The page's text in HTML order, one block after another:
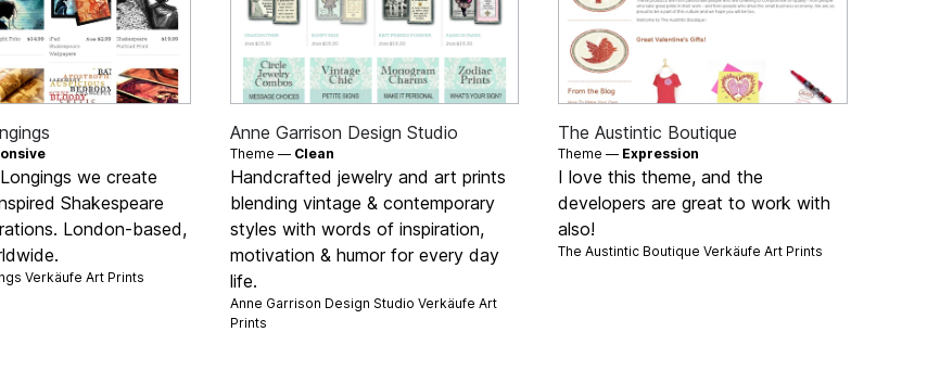
we create
Shakespeare
London-based,
Verkäufe Art Prints
Anne Garrison Design Studio
Theme — Clean
Handcrafted jewelry and art prints
blending vintage & contemporary
styles with words of inspiration,
motivation & humor for every day
life.
Anne Garrison Design Studio Verkäufe Art
Prints
The Austintic Boutique
Theme — Expression
I love this theme, and the
developers are great to work with
also!
The Austintic Boutique VerkäufeArt Prints